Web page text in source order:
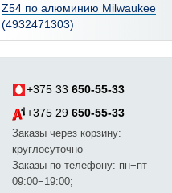
Z54 по алюминию Milwaukee
(4932471303)
+375 33 650-55-33
+375 29 650-55-33
Заказы через корзину:
круглосуточно
Заказы по телефону: пн−пт
09:00−19:00;